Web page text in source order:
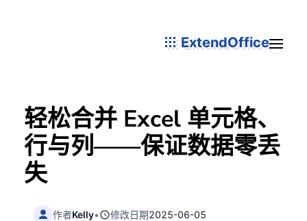
ExtendOffice
轻松合并 Excel 单元格、
行与列——保证数据零丢
失
作者Kelly• 修改日期2025-06-05